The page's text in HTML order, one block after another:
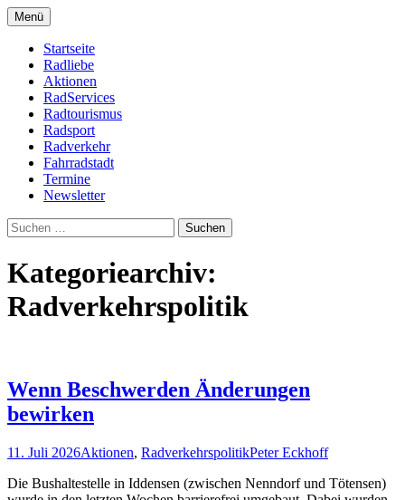
Zum
Inhalt
springen
Buchholz fährt Rad e.V.
Menü
Startseite
Radliebe
Aktionen
RadServices
Radtourismus
Radsport
Radverkehr
Fahrradstadt
Termine
Newsletter
Suchen
nach:
Kategoriearchiv:
Radverkehrspolitik
Wenn Beschwerden Änderungen
bewirken
11. Juli 2026Aktionen, RadverkehrspolitikPeter Eckhoff
Die Bushaltestelle in Iddensen (zwischen Nenndorf und Tötensen)